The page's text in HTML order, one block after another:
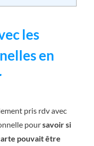
les
en
pris rdv avec
poursavoir si
pouvait être